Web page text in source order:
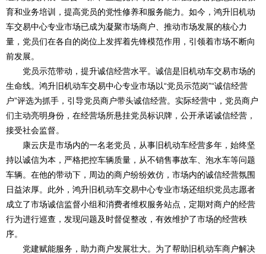
育和业务培训，提高党员的党性修养和服务能力。如今，鸿升旧机动
车交易中心专业市场已成为凝聚市场商户、推动市场发展的核心力
量，党员们在各自的岗位上发挥着先锋模范作用，引领着市场不断向
前发展。
党员示范带动，提升诚信经营水平。诚信是旧机动车交易市场的
生命线。鸿升旧机动车交易中心专业市场以“党员示范岗”“诚信经营
户”评选为抓手，引导党员商户带头诚信经营。实际经营中，党员商户
们主动亮明身份，在经营场所悬挂党员标识牌，公开承诺诚信经营，
接受社会监督。
康云庆是市场内的一名老党员，从事旧机动车经营多年，始终坚
持以诚信为本，严格把控车辆质量，从不销售事故车、泡水车等问题
车辆。在他的带动下，周边的商户纷纷效仿，市场内的诚信经营氛围
日益浓厚。此外，鸿升旧机动车交易中心专业市场还组织党员志愿者
成立了市场诚信监督小组和消费者维权服务站点，定期对商户的经营
行为进行巡查，发现问题及时督促整改，有效维护了市场的经营秩
序。
党建赋能服务，助力商户发展壮大。为了帮助旧机动车商户解决